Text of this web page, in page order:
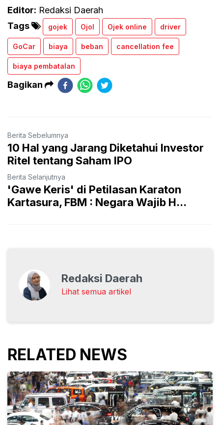
Editor: Redaksi Daerah
Tags
gojek Ojol Ojek online driver
GoCar biaya beban cancellation fee
biaya pembatalan
Bagikan
Berita Sebelumnya
10 Hal yang Jarang Diketahui Investor
Ritel tentang Saham IPO
Berita Selanjutnya
'Gawe Keris' di Petilasan Karaton
Kartasura, FBM : Negara Wajib H...
Redaksi Daerah
Lihat semua artikel
RELATED NEWS